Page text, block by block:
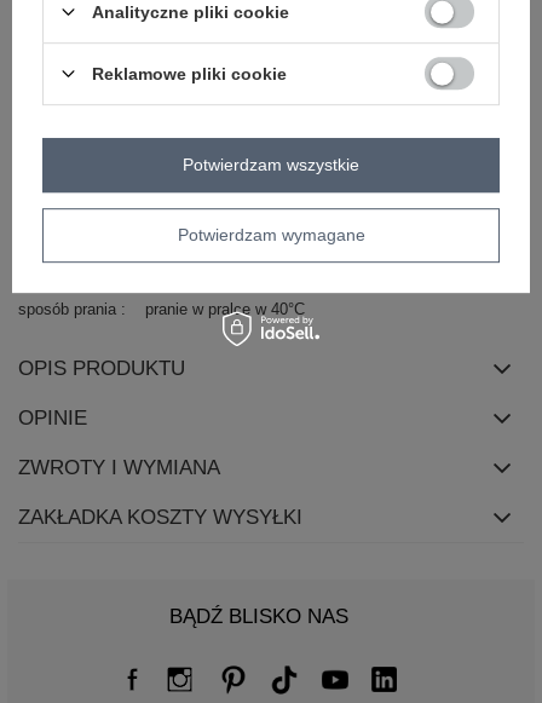
nadruk
dominujący
serek / dekolt V
cechy
koronka frędzle
skład materiału 100% wiskoza
sposób prania pranie w pralce w 40°C
OPIS PRODUKTU
OPINIE
ZWROTY I WYMIANA
ZAKŁADKA KOSZTY WYSYŁKI
BĄDŹ BLISKO NAS
Analityczne pliki cookie
Reklamowe pliki cookie
Potwierdzam wymagane
Potwierdzam wszystkie